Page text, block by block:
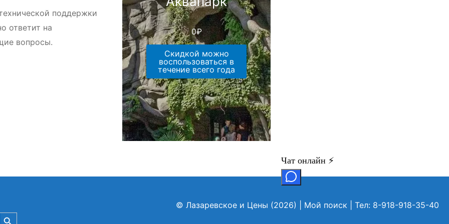
поддержки
ответит на
вопросы.
0₽
Скидкой можно
воспользоваться в
течение всего года
Button
© Лазаревское и Цены (2026) | Мой поиск | Тел: 8-918-918-35-40